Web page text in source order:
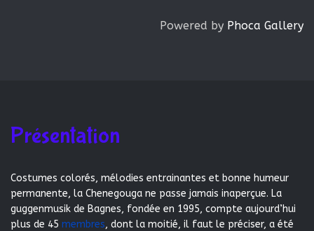
Powered by Phoca Gallery
Présentation
Costumes colorés, mélodies entrainantes et bonne humeur
permanente, la Chenegouga ne passe jamais inaperçue. La
guggenmusik de Bagnes, fondée en 1995, compte aujourd’hui
plus de 45 membres, dont la moitié, il faut le préciser, a été